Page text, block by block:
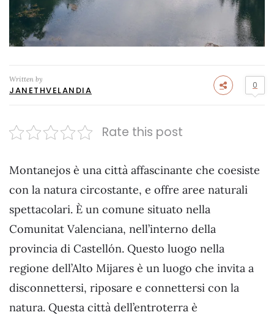
Written by
JANETHVELANDIA 0
Rate this post
Montanejos è una città affascinante che coesiste
con la natura circostante, e offre aree naturali
spettacolari. È un comune situato nella
Comunitat Valenciana, nell’interno della
provincia di Castellón. Questo luogo nella
regione dell’Alto Mijares è un luogo che invita a
disconnettersi, riposare e connettersi con la
natura. Questa città dell’entroterra è